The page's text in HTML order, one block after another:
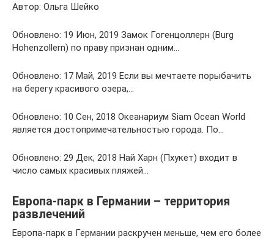
Автор: Ольга Шейко
Обновлено: 19 Июн, 2019 Замок Гогенцоллерн (Burg
Hohenzollern) по праву признан одним…
Обновлено: 17 Май, 2019 Если вы мечтаете порыбачить
на берегу красивого озера,…
Обновлено: 10 Сен, 2018 Океанариум Siam Ocean World
является достопримечательностью города. По…
Обновлено: 29 Дек, 2018 Най Харн (Пхукет) входит в
число самых красивых пляжей…
Европа-парк в Германии – территория
развлечений
Европа-парк в Германии раскручен меньше, чем его более